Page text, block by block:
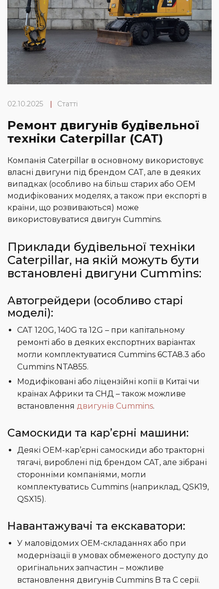
02.10.2025 | Статті
Ремонт двигунів будівельної
техніки Caterpillar (CAT)
Компанія Caterpillar в основному використовує
власні двигуни під брендом CAT, але в деяких
випадках (особливо на більш старих або OEM
модифікованих моделях, а також при експорті в
країни, що розвиваються) може
використовуватися двигун Cummins.
Приклади будівельної техніки
Caterpillar, на якій можуть бути
встановлені двигуни Cummins:
Автогрейдери (особливо старі
моделі):
CAT 120G, 140G та 12G – при капітальному
ремонті або в деяких експортних варіантах
могли комплектуватися Cummins 6CTA8.3 або
Cummins NTA855.
Модифіковані або ліцензійні копії в Китаї чи
країнах Африки та СНД – також можливе
встановлення двигунів Cummins.
Самоскиди та кар’єрні машини:
Деякі OEM-кар’єрні самоскиди або тракторні
тягачі, вироблені під брендом CAT, але зібрані
сторонніми компаніями, могли
комплектуватись Cummins (наприклад, QSK19,
QSX15).
Навантажувачі та екскаватори:
У маловідомих OEM-складаннях або при
модернізації в умовах обмеженого доступу до
оригінальних запчастин – можливе
встановлення двигунів Cummins B та C серії.